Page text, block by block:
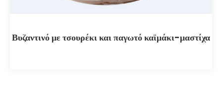
Βυζαντινό με τσουρέκι και παγωτό καϊμάκι-μαστίχα